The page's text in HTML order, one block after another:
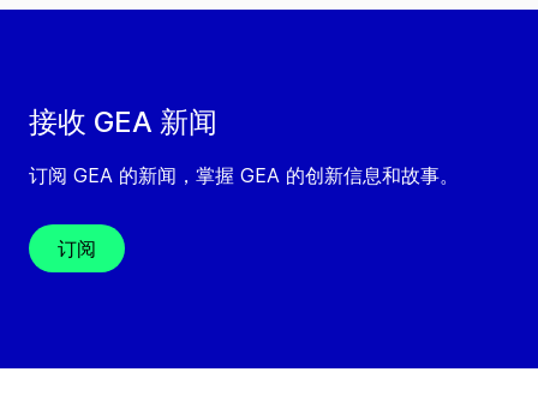
接收 GEA 新闻
订阅 GEA 的新闻，掌握 GEA 的创新信息和故事。
订阅